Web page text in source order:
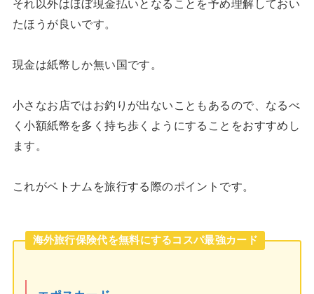
それ以外はほぼ現金払いとなることを予め理解しておい
たほうが良いです。
現金は紙幣しか無い国です。
小さなお店ではお釣りが出ないこともあるので、なるべ
く小額紙幣を多く持ち歩くようにすることをおすすめし
ます。
これがベトナムを旅行する際のポイントです。
海外旅行保険代を無料にするコスパ最強カード